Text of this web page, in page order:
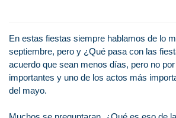
En estas fiestas siempre hablamos de lo
septiembre, pero y ¿Qué pasa con las
acuerdo que sean menos días, pero no
importantes y uno de los actos más
del mayo.